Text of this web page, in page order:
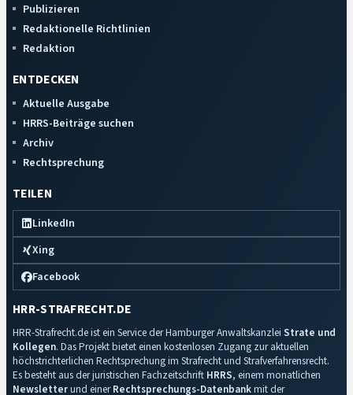
Publizieren
Redaktionelle Richtlinien
Redaktion
ENTDECKEN
Aktuelle Ausgabe
HRRS-Beiträge suchen
Archiv
Rechtsprechung
TEILEN
LinkedIn
Xing
Facebook
HRR-STRAFRECHT.DE
HRR-Strafrecht.de ist ein Service der Hamburger Anwaltskanzlei Strate und
Kollegen. Das Projekt bietet einen kostenlosen Zugang zur aktuellen
höchstrichterlichen Rechtsprechung im Strafrecht und Strafverfahrensrecht.
Es besteht aus der juristischen Fachzeitschrift HRRS, einem monatlichen
Newsletterund einerRechtsprechungs-Datenbankmit der